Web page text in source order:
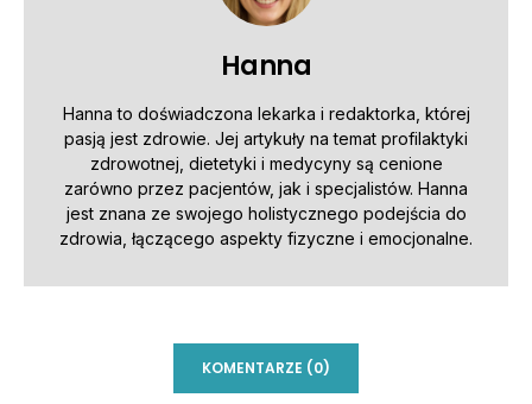
Hanna
Hanna to doświadczona lekarka i redaktorka, której
pasją jest zdrowie. Jej artykuły na temat profilaktyki
zdrowotnej, dietetyki i medycyny są cenione
zarówno przez pacjentów, jak i specjalistów. Hanna
jest znana ze swojego holistycznego podejścia do
zdrowia, łączącego aspekty fizyczne i emocjonalne.
KOMENTARZE (0)